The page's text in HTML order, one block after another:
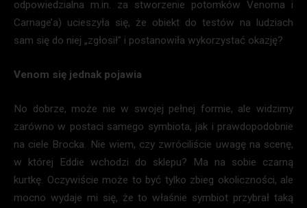
odpowiedzialna m.in. za stworzenie potomków Venoma i
Carnage’a) ucieszyła się, że obiekt do testów na ludziach
sam się do niej „zgłosił” i postanowiła wykorzystać okazję?
Venom się jednak pojawia
No dobrze, może nie w swojej pełnej formie, ale widzimy
zarówno w postaci samego symbiota, jak i prawdopodobnie
na ciele Brocka. Nie wiem, czy zwróciliście uwagę na scenę,
w której Eddie wchodzi do sklepu? Ma na sobie czarną
kurtkę. Oczywiście może to być tylko zbieg okoliczności, ale
mocno wydaje mi się, że to właśnie symbiot przybrał taką